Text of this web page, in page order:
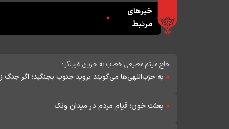
خبرهای
مرتبط
حاج میثم مطیعی خطاب به جریان غرب‌گرا:
به حزب‌اللهی‌ها می‌گویند بروید جنوب بجنگید؛ اگر جنگ
بعثت خون؛ قیام مردم در میدان ونک